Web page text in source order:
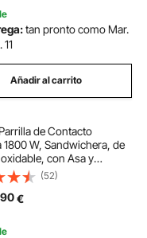
tan pronto como Mar.
Añadir al carrito
de Contacto
1800 W, Sandwichera, de
con Asa y
Temperatura, Placa
22 x 23 cm
308 x 400 x 210 mm, 50-
(52)
90€